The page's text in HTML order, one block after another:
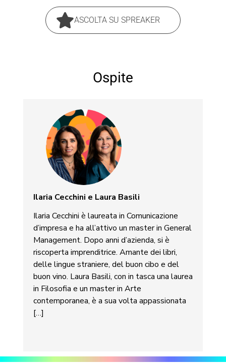
ASCOLTA SU SPREAKER
Ospite
Ilaria Cecchini e Laura Basili
Ilaria Cecchini è laureata in Comunicazione
d’impresa e ha all’attivo un master in General
Management. Dopo anni d’azienda, si è
riscoperta imprenditrice. Amante dei libri,
delle lingue straniere, del buon cibo e del
buon vino. Laura Basili, con in tasca una laurea
in Filosofia e un master in Arte
contemporanea, è a sua volta appassionata
[…]